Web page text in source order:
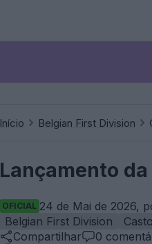
Início Belgian First Division
Lançamento
OFICIAL 24 de Mai de 2026,
Belgian First Division
Compartilhar
0